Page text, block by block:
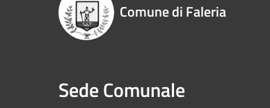
Comune di Faleria
Sede Comunale